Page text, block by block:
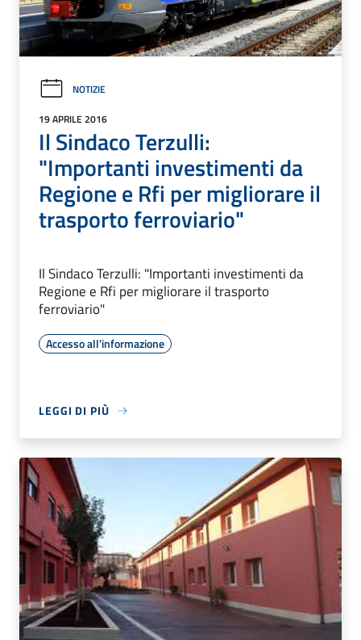
NOTIZIE
19 APRILE 2016
Il Sindaco Terzulli:
"Importanti investimenti da
Regione e Rfi per migliorare il
trasporto ferroviario"
Il Sindaco Terzulli: "Importanti investimenti da
Regione e Rfi per migliorare il trasporto
ferroviario"
Accesso all'informazione
LEGGI DI PIÙ